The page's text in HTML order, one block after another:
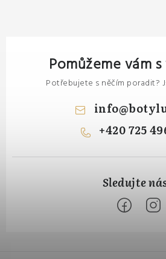
Pomůžeme vám
Potřebujete s něčím poradit?
info@
+420 725